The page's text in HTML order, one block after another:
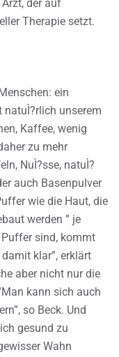
der auf
Therapie setzt.
ein
natuÌ?rlich unserem
Kaffee, wenig
zu mehr
NuÌ?sse, natuÌ?
auch Basenpulver
wie die Haut, die
werden ” je
sind, kommt
klar”, erklärt
aber nicht nur die
kann sich auch
so Beck. Und
gesund zu
Wahn